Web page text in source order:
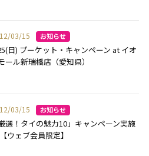
03/15
日) プーケット・キャンペーン at イオ
ール新瑞橋店（愛知県）
03/15
厳選！タイの魅力10」キャンペーン実施
ウェブ会員限定】